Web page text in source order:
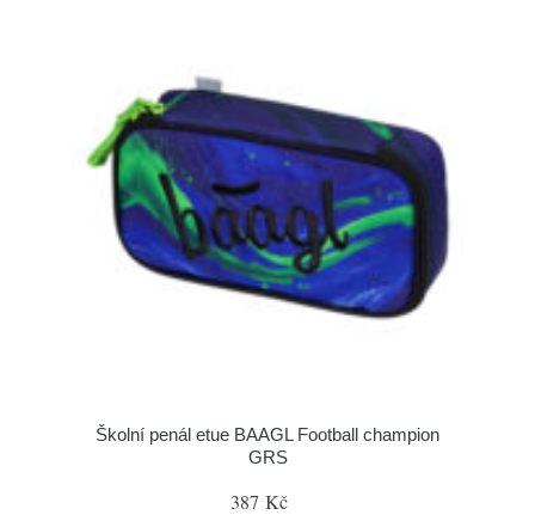
Školní penál etue BAAGL Football champion
GRS
387 Kč